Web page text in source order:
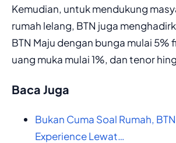
Kemudian, untuk mendukung
rumah lelang, BTN juga
BTN Maju dengan bunga mulai 5%
uang muka mulai 1%, dan tenor
Baca Juga
Bukan Cuma Soal Rumah,
Experience Lewat…